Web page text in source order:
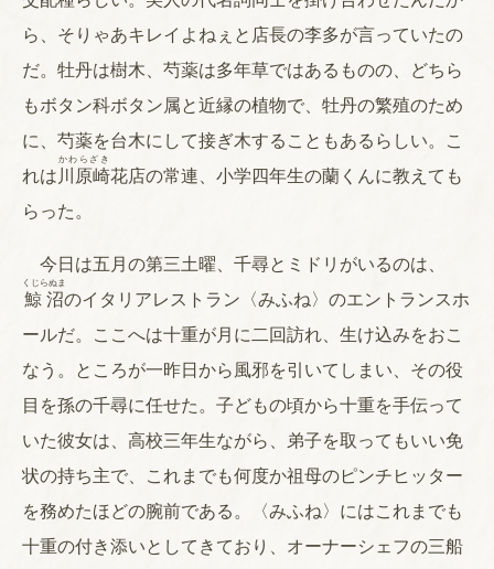
ら、そりゃあキレイよねぇと店長の李多が言っていたの
だ。牡丹は樹木、芍薬は多年草ではあるものの、どちら
もボタン科ボタン属と近縁の植物で、牡丹の繁殖のため
に、芍薬を台木にして接ぎ木することもあるらしい。こ
れは川原崎
かわらざき
花店の常連、小学四年生の蘭くんに教えても
らった。
今日は五月の第三土曜、千尋とミドリがいるのは、
鯨沼
くじらぬま
のイタリアレストラン〈みふね〉のエントランスホ
ールだ。ここへは十重が月に二回訪れ、生け込みをおこ
なう。ところが一昨日から風邪を引いてしまい、その役
目を孫の千尋に任せた。子どもの頃から十重を手伝って
いた彼女は、高校三年生ながら、弟子を取ってもいい免
状の持ち主で、これまでも何度か祖母のピンチヒッター
を務めたほどの腕前である。〈みふね〉にはこれまでも
十重の付き添いとしてきており、オーナーシェフの三船